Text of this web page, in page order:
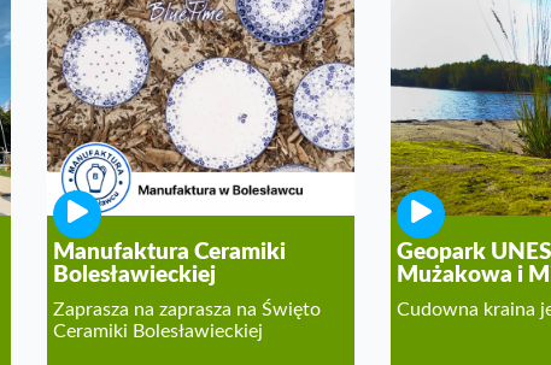
Manufaktura Ceramiki
Bolesławieckiej
Zaprasza na zaprasza na Święto
Ceramiki Bolesławieckiej
Geopark
Mużakowa i
Cudowna kraina